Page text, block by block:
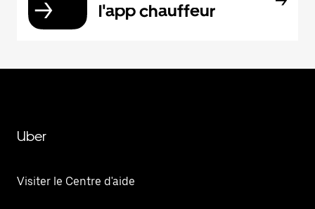
l'app chauffeur
Uber
Visiter le Centre d'aide